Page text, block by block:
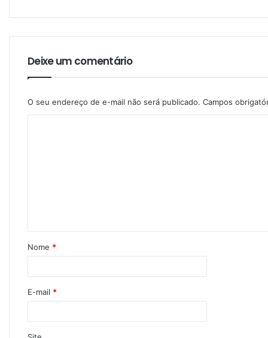
Deixe um comentário
O seu endereço de e-mail não será publicado. Campos
Nome *
E-mail *